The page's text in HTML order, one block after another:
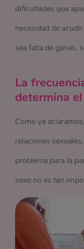
dificultades que
necesidad de
sea falta de ganas,
La
determina
Como ya
relaciones
problema para la
sexo no es tan